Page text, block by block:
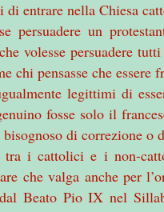
di entrare nella Chiesa
persuadere un
volesse persuadere
chi pensasse che essere
legittimi di
fosse solo il
di correzione o
i cattolici e i non-
che valga anche per
Beato Pio IX nel